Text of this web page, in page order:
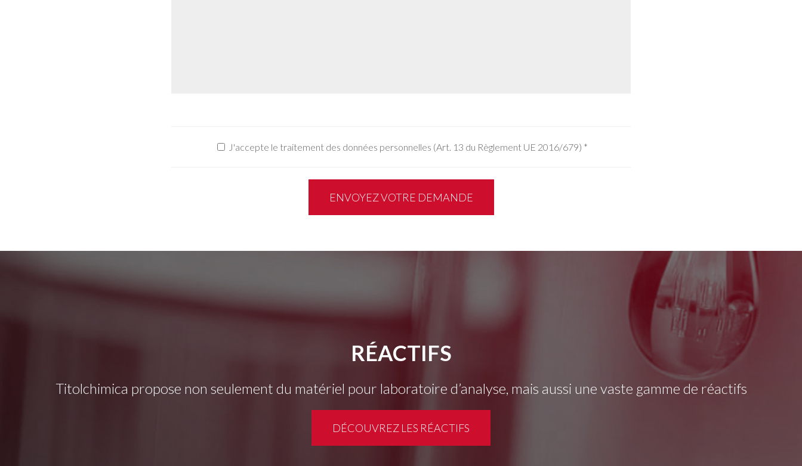
J'accepte le traitement des données personnelles (Art. 13 du Règlement UE 2016/679) *
ENVOYEZ VOTRE DEMANDE
RÉACTIFS
Titolchimica propose non seulement du matériel pour laboratoire d’analyse, mais aussi une vaste gamme de réactifs
DÉCOUVREZ LES RÉACTIFS